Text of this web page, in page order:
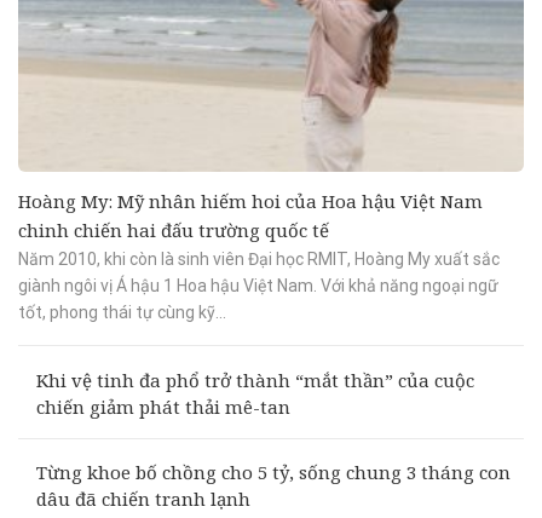
Hoàng My: Mỹ nhân hiếm hoi của Hoa hậu Việt Nam
chinh chiến hai đấu trường quốc tế
Năm 2010, khi còn là sinh viên Đại học RMIT, Hoàng My xuất sắc
giành ngôi vị Á hậu 1 Hoa hậu Việt Nam. Với khả năng ngoại ngữ
tốt, phong thái tự cùng kỹ...
Khi vệ tinh đa phổ trở thành “mắt thần” của cuộc
chiến giảm phát thải mê-tan
Từng khoe bố chồng cho 5 tỷ, sống chung 3 tháng con
dâu đã chiến tranh lạnh